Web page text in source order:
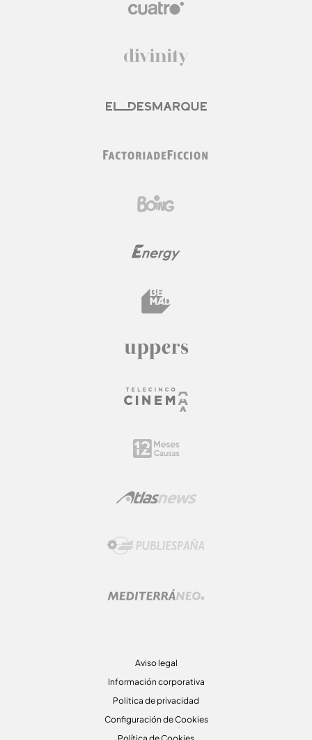
Aviso legal
Información corporativa
Politica de privacidad
Configuración de Cookies